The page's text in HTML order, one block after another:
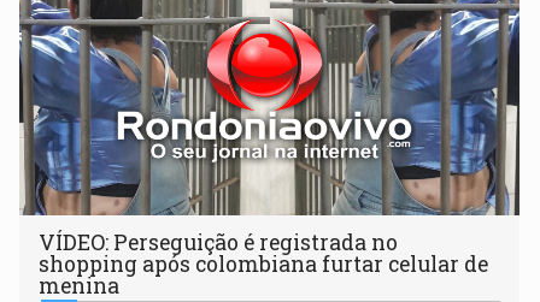
VÍDEO: Perseguição é registrada no
shopping após colombiana furtar celular de
menina